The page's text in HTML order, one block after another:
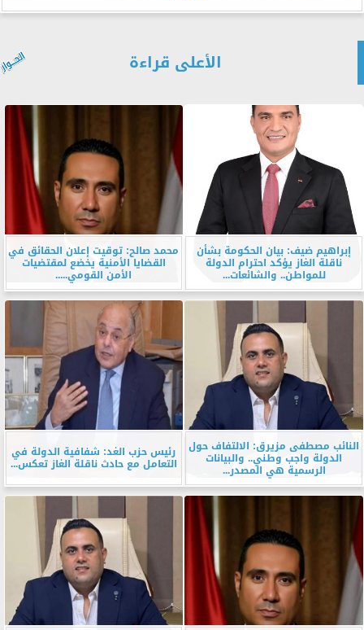
الأعلى قراءة
إبراهيم ضيف: بيان الحكومة بشأن
ناقلة الغاز يؤكد احترام الدولة
للمواطن.. والشائعات...
محمد صالح: توقيت إعلان الحقائق في
القضايا الأمنية يخضع لمقتضيات
الأمن القومي.....
النائب مصطفى مزيرق: الالتفاف حول
الدولة واجب وطني.. والبيانات
الرسمية هي المصدر...
رئيس حزب الغد: شفافية الدولة في
التعامل مع حادث ناقلة الغاز تعكس...